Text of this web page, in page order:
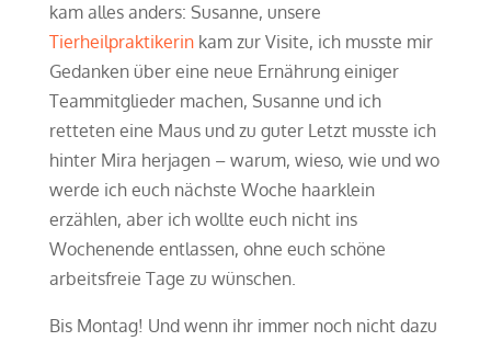
kam alles anders: Susanne, unsere
Tierheilpraktikerinkam zur Visite, ich musste mir
Gedanken über eine neue Ernährung einiger
Teammitglieder machen, Susanne und ich
retteten eine Maus und zu guter Letzt musste ich
hinter Mira herjagen – warum, wieso, wie und wo
werde ich euch nächste Woche haarklein
erzählen, aber ich wollte euch nicht ins
Wochenende entlassen, ohne euch schöne
arbeitsfreie Tage zu wünschen.
Bis Montag! Und wenn ihr immer noch nicht dazu